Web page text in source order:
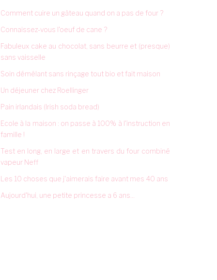
Comment cuire un gâteau quand on a pas de four ?
Connaissez-vous l'oeuf de cane ?
Fabuleux cake au chocolat, sans beurre et (presque)
sans vaisselle
Soin démêlant sans rinçage tout bio et fait maison
Un déjeuner chez Roellinger
Pain irlandais (Irish soda bread)
Ecole à la maison : on passe à 100% à l'instruction en
famille !
Test en long, en large et en travers du four combiné
vapeur Neff
Les 10 choses que j'aimerais faire avant mes 40 ans
Aujourd'hui, une petite princesse a 6 ans...